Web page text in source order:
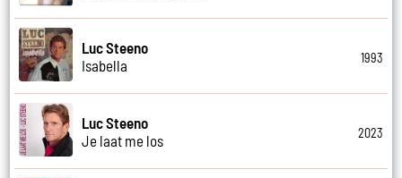
Luc Steeno
Isabella
1993
Luc Steeno
Je laat me los
2023